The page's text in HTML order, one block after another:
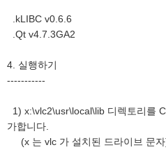
.kLIBC v0.6.6
.Qt v4.7.3GA2
4. 실행하기
-----------
1) x:\vlc2\usr\local\lib 디렉토리를
가합니다.
(x 는 vlc 가 설치된 드라이브 문